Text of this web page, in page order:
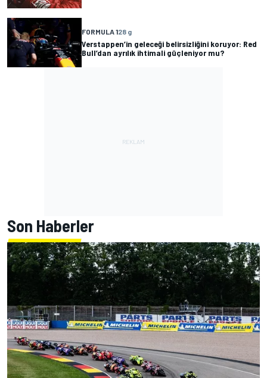
FORMULA 128 g
Verstappen’in geleceği belirsizliğini koruyor: Red
Bull’dan ayrılık ihtimali güçleniyor mu?
Son Haberler